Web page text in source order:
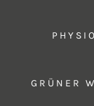
GRÜNER